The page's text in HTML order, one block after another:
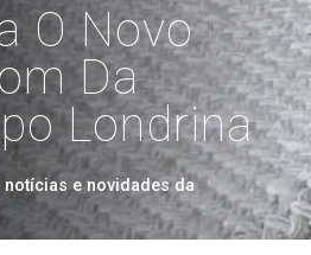
O Novo
Da
Londrina
e novidades da